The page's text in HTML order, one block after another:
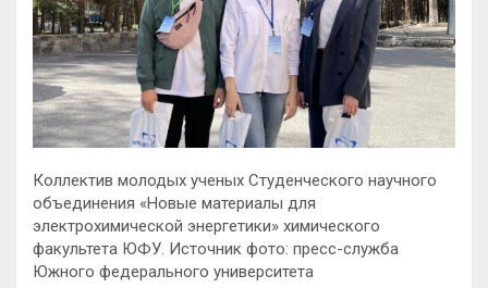
Коллектив молодых ученых Студенческого научного
объединения «Новые материалы для
электрохимической энергетики» химического
факультета ЮФУ. Источник фото: пресс-служба
Южного федерального университета